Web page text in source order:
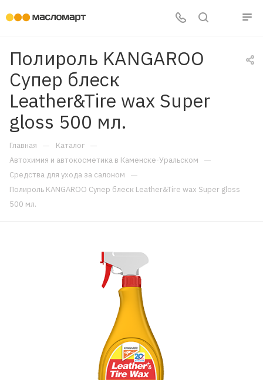
Полироль KANGAROO
Супер блеск
Leather&Tire wax Super
gloss 500 мл.
Главная — Каталог —
Автохимия и автокосметика в Каменске-Уральском —
Средства для ухода за салоном —
Полироль KANGAROO Супер блеск Leather&Tire wax Super gloss
500 мл.